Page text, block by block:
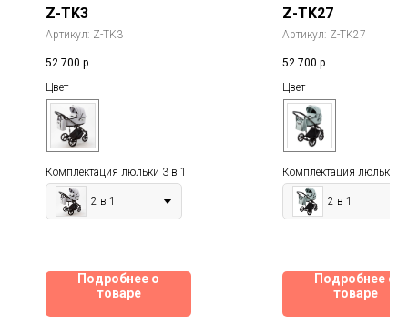
Z-TK3
Артикул: Z-TK3
52 700 р.
Цвет
Комплектация люльки 3 в 1
2 в 1
Подробнее о
товаре
Z-TK27
Артикул: Z-TK27
52 700 р.
Цвет
Комплектация люльки 3
2 в 1
Подробнее о
товаре